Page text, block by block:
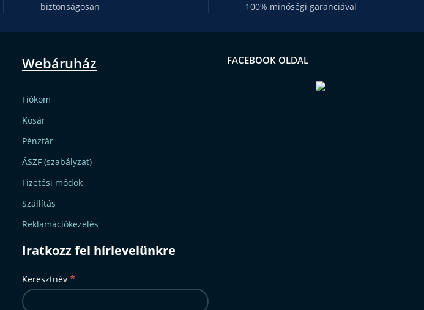
biztonságosan
100% minőségi garanciával
Webáruház
Fiókom
Kosár
Pénztár
ÁSZF (szabályzat)
Fizetési módok
Szállítás
Reklamációkezelés
Iratkozz fel hírlevelünkre
Keresztnév *
FACEBOOK OLDAL